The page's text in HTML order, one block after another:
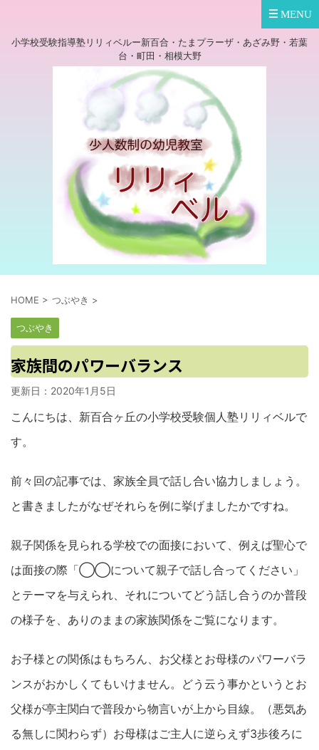
小学校受験指導塾リリィベルー新百合・たまプラーザ・あざみ野・若葉
台・町田・相模大野
HOME > つぶやき >
つぶやき
家族間のパワーバランス
更新日： 2020年1月5日
こんにちは、新百合ヶ丘の小学校受験個人塾リリィベルで
す。
前々回の記事では、家族全員で話し合い協力しましょう。
と書きましたがなぜそれらを例に挙げましたかですね。
親子関係を見られる学校での面接において、例えば聖心で
は面接の際「◯◯について親子で話し合ってください」
とテーマを与えられ、それについてどう話し合うのか普段
の様子を、ありのままの家族関係をご覧になります。
お子様との関係はもちろん、お父様とお母様のパワーバラ
ンスがおかしくてもいけません。どう云う事かというとお
父様が亭主関白で普段から物言いが上から目線。（悪気あ
る無しに関わらず）お母様はご主人に逆らえず3歩後ろに